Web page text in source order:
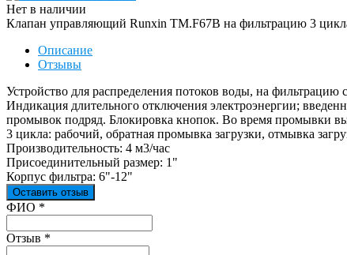
Нет в наличии
Клапан управляющий Runxin TM.F67B на фильтрацию 3
Описание
Отзывы
Устройство для распределения потоков воды, на
Индикация длительного отключения электроэнергии;
промывок подряд. Блокировка кнопок. Во время промывки
3 цикла: рабочий, обратная промывка загрузки, отмывка
Производительность: 4 м3/час
Присоединительный размер: 1"
Корпус фильтра: 6"-12"
Оставить отзыв
Ваш отзыв был отправлен!
ФИО *
Отзыв *